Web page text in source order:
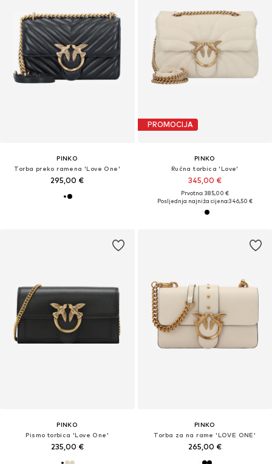
PINKO
Torba preko ramena 'Love One'
295,00 €
PROMOCIJA
PINKO
Ručna torbica 'Love'
345,00 €
Prvotno: 385,00 €
Posljednja najniža cijena:346,50 €
PINKO
Pismo torbica 'Love One'
235,00 €
PINKO
Torba za na rame 'LOVE ONE'
265,00 €